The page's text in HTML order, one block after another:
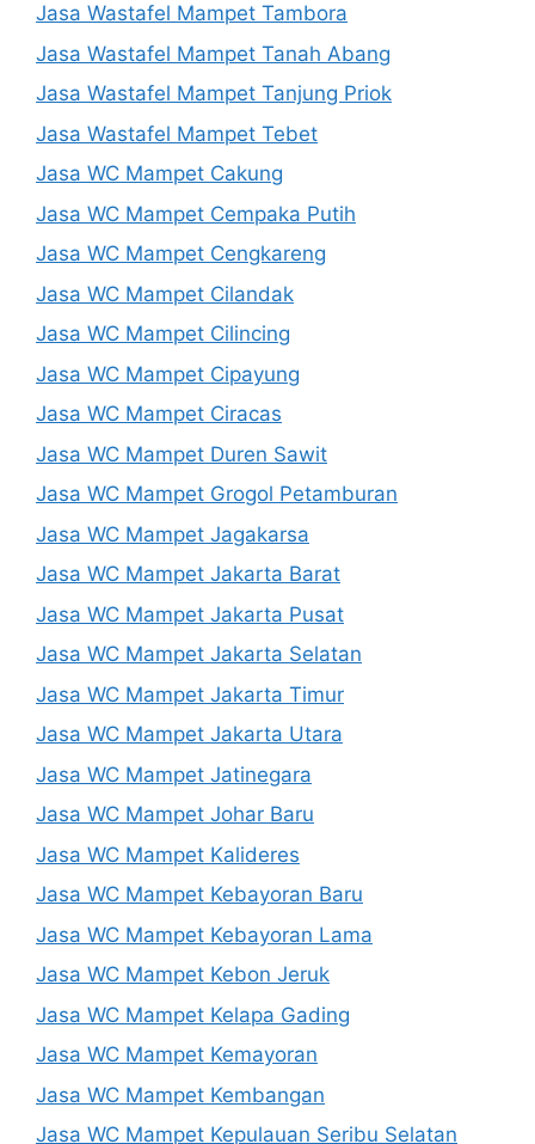
Jasa Wastafel Mampet Tambora
Jasa Wastafel Mampet Tanah Abang
Jasa Wastafel Mampet Tanjung Priok
Jasa Wastafel Mampet Tebet
Jasa WC Mampet Cakung
Jasa WC Mampet Cempaka Putih
Jasa WC Mampet Cengkareng
Jasa WC Mampet Cilandak
Jasa WC Mampet Cilincing
Jasa WC Mampet Cipayung
Jasa WC Mampet Ciracas
Jasa WC Mampet Duren Sawit
Jasa WC Mampet Grogol Petamburan
Jasa WC Mampet Jagakarsa
Jasa WC Mampet Jakarta Barat
Jasa WC Mampet Jakarta Pusat
Jasa WC Mampet Jakarta Selatan
Jasa WC Mampet Jakarta Timur
Jasa WC Mampet Jakarta Utara
Jasa WC Mampet Jatinegara
Jasa WC Mampet Johar Baru
Jasa WC Mampet Kalideres
Jasa WC Mampet Kebayoran Baru
Jasa WC Mampet Kebayoran Lama
Jasa WC Mampet Kebon Jeruk
Jasa WC Mampet Kelapa Gading
Jasa WC Mampet Kemayoran
Jasa WC Mampet Kembangan
Jasa WC Mampet Kepulauan Seribu Selatan